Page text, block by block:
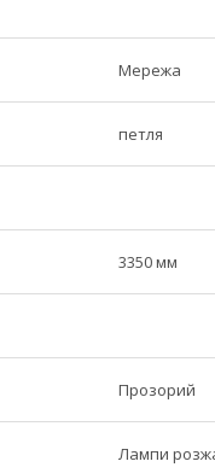
Мережа
петля
3350 мм
Прозорий
Лампи